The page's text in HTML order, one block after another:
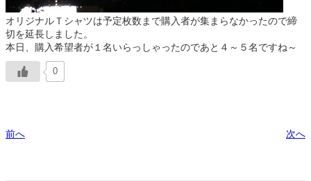
オリジナルＴシャツは予定枚数まで購入者が集まらなかったので締
切を延長しました。
本日、購入希望者が１名いらっしゃったのであと４～５名ですね～
0
前へ 次へ